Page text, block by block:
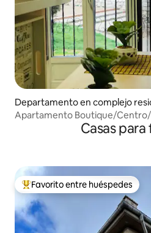
Departamento en complejo
Apartamento Boutique/
Casas para
Favorito entre los huéspedes
Favorito entre huéspedes